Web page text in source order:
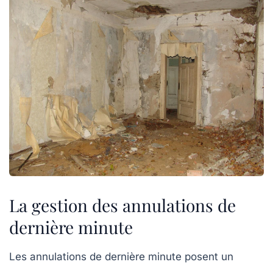
La gestion des annulations de
dernière minute
Les annulations de dernière minute posent un